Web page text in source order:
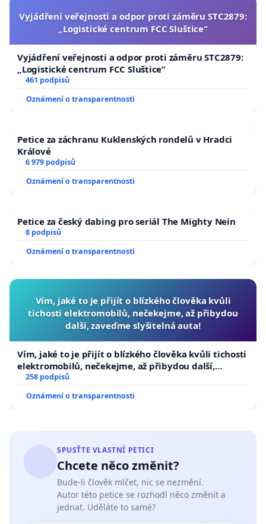
Vyjádření veřejnosti a odpor proti záměru STC2879:
„Logistické centrum FCC Sluštice“
Vyjádření veřejnosti a odpor proti záměru STC2879:
„Logistické centrum FCC Sluštice“
461 podpisů
Oznámení o transparentnosti
Petice za záchranu Kuklenských rondelů v Hradci
Králové
6 979 podpisů
Oznámení o transparentnosti
Petice za český dabing pro seriál The Mighty Nein
8 podpisů
Oznámení o transparentnosti
Vím, jaké to je přijít o blízkého člověka kvůli
tichosti elektromobilů, nečekejme, až přibydou
další, zaveďme slyšitelná auta!
Vím, jaké to je přijít o blízkého člověka kvůli tichosti
elektromobilů, nečekejme, až přibydou další,
zaveďme slyšitelná auta!
258 podpisů
Oznámení o transparentnosti
SPUSŤTE VLASTNÍ PETICI
Chcete něco změnit?
Bude-li člověk mlčet, nic se nezmění.
Autor této petice se rozhodl něco změnit a
jednat. Uděláte to samé?